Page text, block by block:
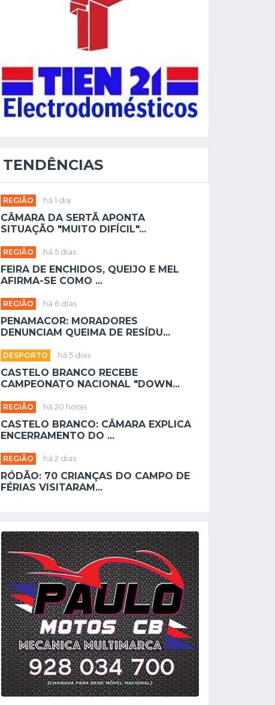
TENDÊNCIAS
REGIÃO há 1 dia
CÂMARA DA SERTÃ APONTA
SITUAÇÃO "MUITO DIFÍCIL"...
REGIÃO há 5 dias
FEIRA DE ENCHIDOS, QUEIJO E MEL
AFIRMA-SE COMO ...
REGIÃO há 6 dias
PENAMACOR: MORADORES
DENUNCIAM QUEIMA DE RESÍDU...
DESPORTO há 5 dias
CASTELO BRANCO RECEBE
CAMPEONATO NACIONAL "DOWN...
REGIÃO há 20 horas
CASTELO BRANCO: CÂMARA EXPLICA
ENCERRAMENTO DO ...
REGIÃO há 2 dias
RÓDÃO: 70 CRIANÇAS DO CAMPO DE
FÉRIAS VISITARAM...